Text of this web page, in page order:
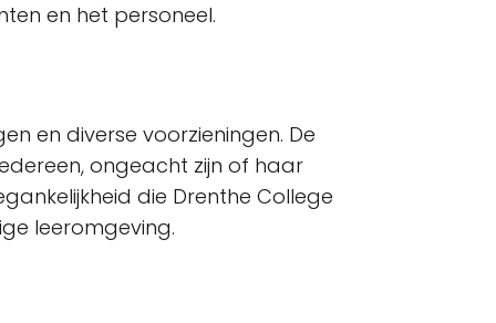
en het personeel.
en diverse voorzieningen. De
ongeacht zijn of haar
die Drenthe College
leeromgeving.